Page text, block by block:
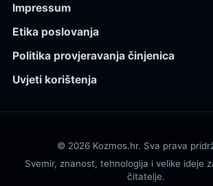
Impressum
Etika poslovanja
Politika provjeravanja činjenica
Uvjeti korištenja
© 2026 Kozmos.hr. Sva prava
Svemir, znanost, tehnologija i velike ideje
čitatelje.